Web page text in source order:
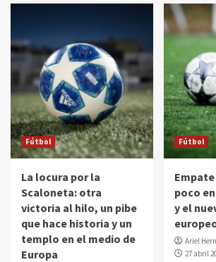
Fútbol
La locura por la
Scaloneta: otra
victoria al hilo, un pibe
que hace historia y un
templo en el medio de
Europa
Fútbol
poco
y el
Ariel
27 abril